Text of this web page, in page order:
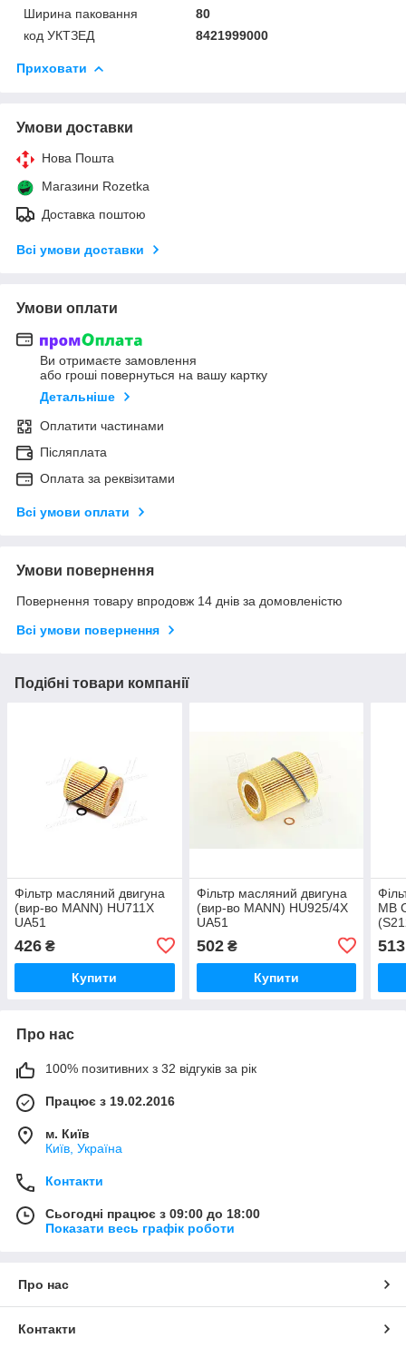
Ширина паковання
80
код УКТЗЕД
8421999000
Приховати
Умови доставки
Нова Пошта
Магазини Rozetka
Доставка поштою
Всі умови доставки
Умови оплати
Ви отримаєте замовлення
або гроші повернуться на вашу картку
Детальніше
Оплатити частинами
Післяплата
Оплата за реквізитами
Всі умови оплати
Умови повернення
Повернення товару впродовж 14 днів за домовленістю
Всі умови повернення
Подібні товари компанії
Фільтр масляний двигуна
(вир-во MANN) HU711X
UA51
426 ₴
Купити
Фільтр масляний двигуна
(вир-во MANN) HU925/4X
UA51
502₴
Купити
MB
513
Про нас
100% позитивних з 32 відгуків за рік
Працює з 19.02.2016
м. Київ
Київ, Україна
Контакти
Сьогодні працює з 09:00 до 18:00
Показати весь графік роботи
Про нас
Контакти